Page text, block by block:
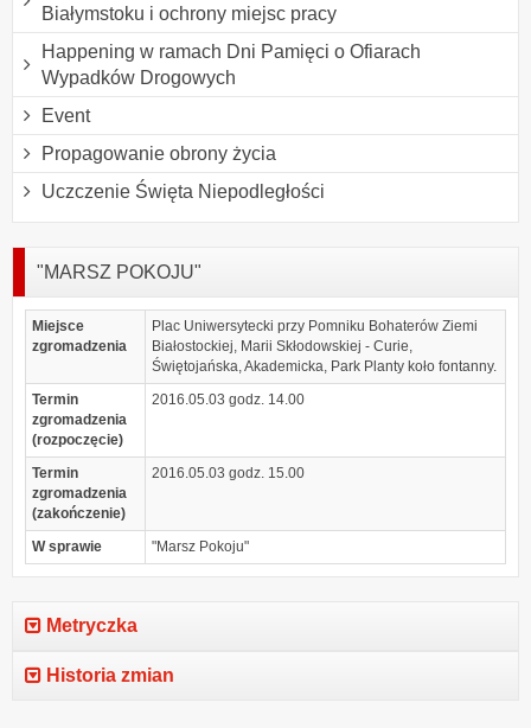
Białymstoku i ochrony miejsc pracy
Happening w ramach Dni Pamięci o Ofiarach
Wypadków Drogowych
Event
Propagowanie obrony życia
Uczczenie Święta Niepodległości
"MARSZ POKOJU"
Miejsce
zgromadzenia
Plac Uniwersytecki przy Pomniku Bohaterów Ziemi
Białostockiej, Marii Skłodowskiej - Curie,
Świętojańska, Akademicka, Park Planty koło fontanny.
Termin
zgromadzenia
(rozpoczęcie)
2016.05.03 godz. 14.00
Termin
zgromadzenia
(zakończenie)
2016.05.03 godz. 15.00
W sprawie "Marsz Pokoju"
Metryczka
Historia zmian